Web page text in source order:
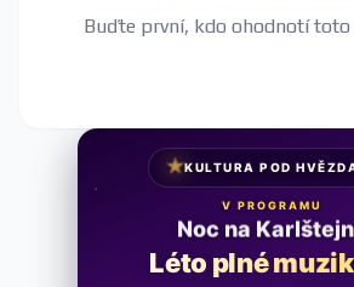
Buďte první, kdo ohodnotí toto
★KULTURA POD
V PROGRAMU
Noc na
Léto plné